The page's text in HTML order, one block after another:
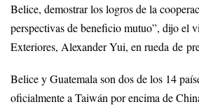
Belice, demostrar los logros de la
perspectivas de beneficio mutuo”, dijo el
Exteriores, Alexander Yui, en rueda de
Belice y Guatemala son dos de los 14
oficialmente a Taiwán por encima de